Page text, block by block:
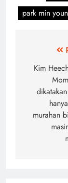
park min
Kim
murahan